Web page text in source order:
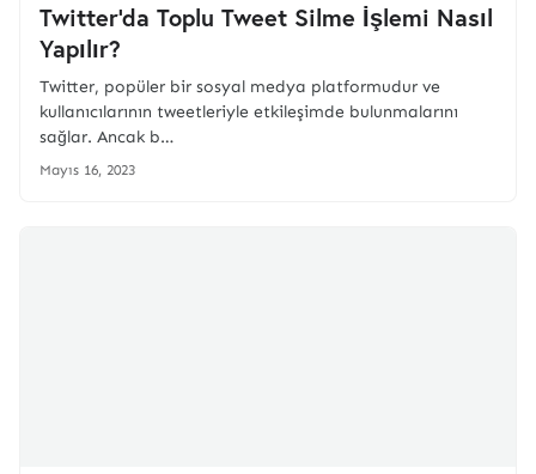
Twitter'da Toplu Tweet Silme İşlemi Nasıl
Yapılır?
Twitter, popüler bir sosyal medya platformudur ve
kullanıcılarının tweetleriyle etkileşimde bulunmalarını
sağlar. Ancak b…
Mayıs 16, 2023